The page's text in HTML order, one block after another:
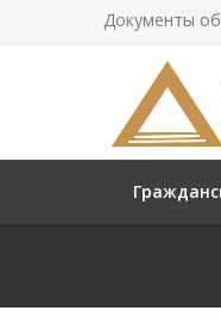
Документы